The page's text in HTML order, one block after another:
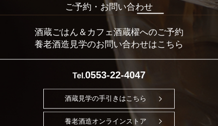
ご予約・お問い合わせ
酒蔵ごはん＆カフェ酒蔵櫂へのご予約
養老酒造見学のお問い合わせはこちら
Tel.0553-22-4047
酒蔵見学の手引きはこちら
養老酒造オンラインストア